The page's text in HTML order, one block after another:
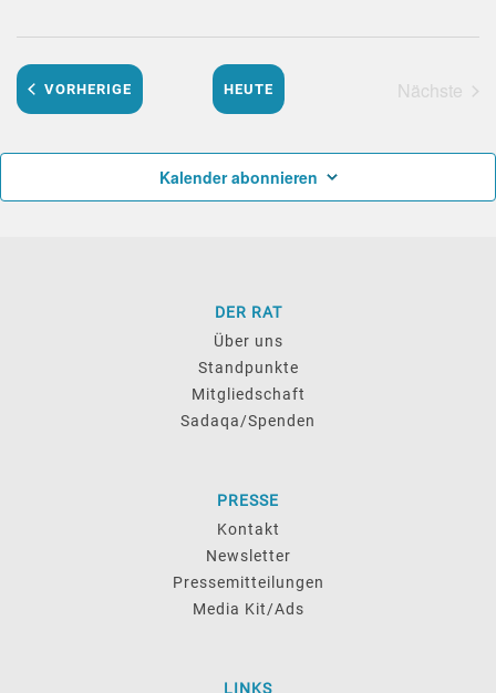
VORHERIGE VERANSTALTUNGEN
HEUTE
Nächste
Kalender abonnieren
DER RAT
Über uns
Standpunkte
Mitgliedschaft
Sadaqa/Spenden
PRESSE
Kontakt
Newsletter
Pressemitteilungen
Media Kit/Ads
LINKS